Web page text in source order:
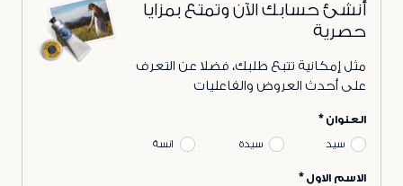
أنشئ حسابك الآن وتمتع بمزايا
حصرية
مثل إمكانية تتبع طلبك، فضلا عن التعرف
على أحدث العروض والفاعليات
العنوان
سيد سيدة انسة
الاسم الاول